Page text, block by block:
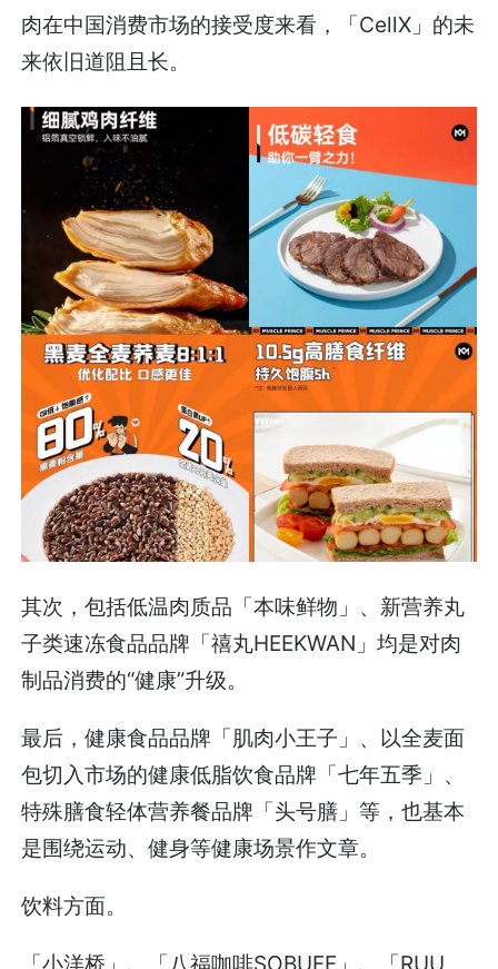
肉在中国消费市场的接受度来看，「CellX」的未
来依旧道阻且长。
其次，包括低温肉质品「本味鲜物」、新营养丸
子类速冻食品品牌「禧丸HEEKWAN」均是对肉
制品消费的“健康”升级。
最后，健康食品品牌「肌肉小王子」、以全麦面
包切入市场的健康低脂饮食品牌「七年五季」、
特殊膳食轻体营养餐品牌「头号膳」等，也基本
是围绕运动、健身等健康场景作文章。
饮料方面。
「小洋桥」、「八福咖啡SOBUFF」、「RUU